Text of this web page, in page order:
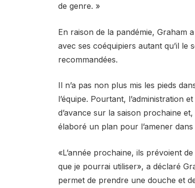
de genre. »
En raison de la pandémie, Graham
avec ses coéquipiers autant qu’il le
recommandées.
Il n’a pas non plus mis les pieds
l’équipe. Pourtant, l’administration
d’avance sur la saison prochaine
élaboré un plan pour l’amener
«L’année prochaine, ils prévoient
que je pourrai utiliser», a déclaré
permet de prendre une douche et